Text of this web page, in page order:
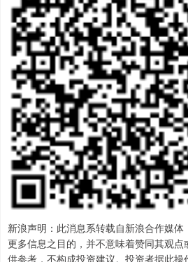
新浪声明：此消息系转载自新浪合作媒
更多信息之目的，并不意味着赞同其观点
供参考，不构成投资建议。投资者据此操